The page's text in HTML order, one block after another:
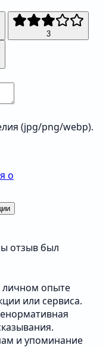
3
(jpg/png/webp).
о
отзыв был
личном опыте
или сервиса.
и упоминание